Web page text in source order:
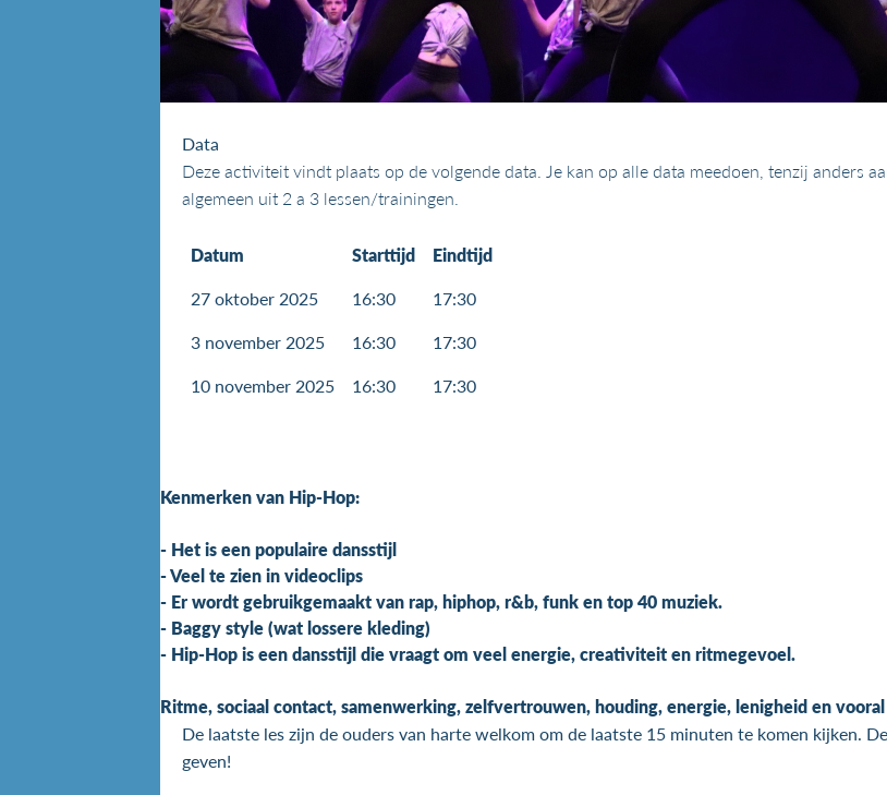
Data
Deze activiteit vindt plaats op de volgende data. Je kan op alle data meedoen, tenzij anders
algemeen uit 2 a 3 lessen/trainingen.
Datum Starttijd Eindtijd
27 oktober 2025 16:30 17:30
3 november 2025 16:30 17:30
10 november 2025 16:30 17:30
Kenmerken van Hip-Hop:
- Het is een populaire dansstijl
- Veel te zien in videoclips
- Er wordt gebruikgemaakt van rap, hiphop, r&b, funk en top 40 muziek.
- Baggy style (wat lossere kleding)
- Hip-Hop is een dansstijl die vraagt om veel energie, creativiteit en ritmegevoel.
Ritme, sociaal contact, samenwerking, zelfvertrouwen, houding, energie, lenigheid en
De laatste les zijn de ouders van harte welkom om de laatste 15 minuten te komen kijken.
geven!